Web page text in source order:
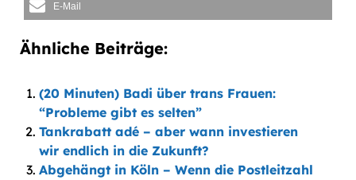
E-Mail
Ähnliche Beiträge:
(20 Minuten) Badi über trans Frauen:
“Probleme gibt es selten”
Tankrabatt adé – aber wann investieren
wir endlich in die Zukunft?
Abgehängt in Köln – Wenn die Postleitzahl